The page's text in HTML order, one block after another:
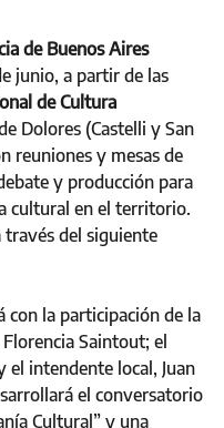
de Buenos Aires
junio, a partir de las
de Cultura
Dolores (Castelli y San
reuniones y mesas de
y producción para
cultural en el territorio.
través del siguiente
la participación de la
Saintout; el
el intendente local, Juan
el conversatorio
Cultural” y una